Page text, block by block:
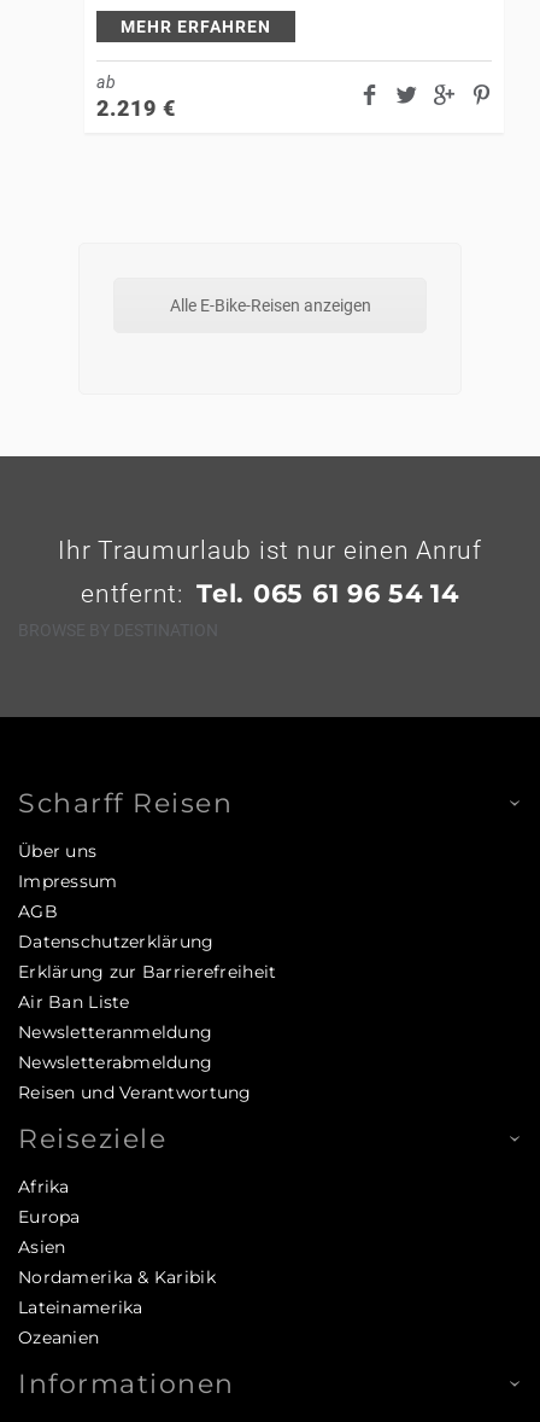
Sie hier mitunter die…
MEHR ERFAHREN
ab
2.219 €
Alle E-Bike-Reisen anzeigen
Ihr Traumurlaub ist nur einen Anruf
entfernt:Tel. 065 61 96 54 14
BROWSE BY DESTINATION
Scharff Reisen
Über uns
Impressum
AGB
Datenschutzerklärung
Erklärung zur Barrierefreiheit
Air Ban Liste
Newsletteranmeldung
Newsletterabmeldung
Reisen und Verantwortung
Reiseziele
Afrika
Europa
Asien
Nordamerika & Karibik
Lateinamerika
Ozeanien
Informationen